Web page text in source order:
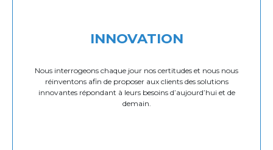
INNOVATION
Nous interrogeons chaque jour nos certitudes et nous nous
réinventons afin de proposer aux clients des solutions
innovantes répondant à leurs besoins d’aujourd’hui et de
demain.